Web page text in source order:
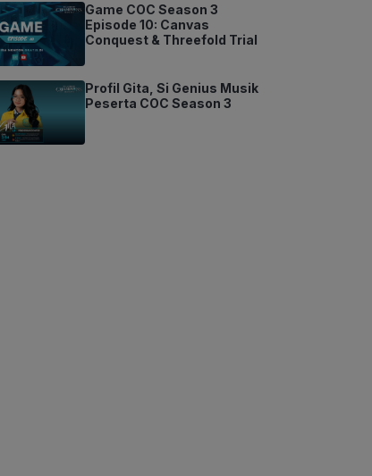
Game COC Season 3
Episode 10: Canvas
Conquest & Threefold Trial
Profil Gita, Si Genius Musik
Peserta COC Season 3